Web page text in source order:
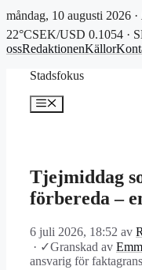
måndag, 10 augusti 2026 ·
22°CSEK/USD 0.1054 ·
ossRedaktionenKällor
Stadsfokus
Meny
Tjejmiddag
förbereda –
6 juli 2026, 18:52 av
· ✓Granskad av
ansvarig för